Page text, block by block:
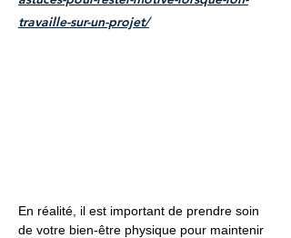
travaille-sur-un-projet/
En réalité, il est important de prendre soin
de votre bien-être physique pour maintenir